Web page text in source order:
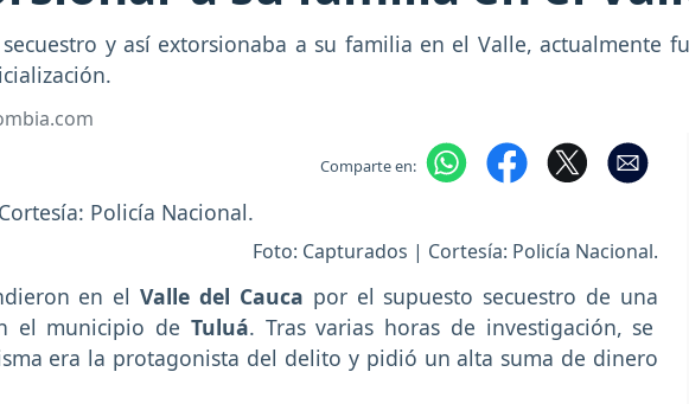
y así extorsionaba a su familia en el Valle, actualmente
Comparte en:
Foto: Capturados | Cortesía: Policía Nacional.
en elValle del Cauca por el supuesto secuestro de una
el municipio de Tuluá. Tras varias horas de investigación, se
era la protagonista del delito y pidió un alta suma de dinero